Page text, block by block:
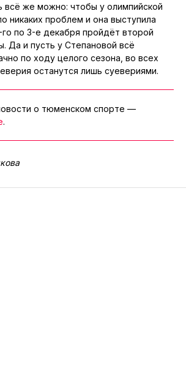
всё же можно: чтобы у олимпийской
никаких проблем и она выступила
по 3-е декабря пройдёт второй
Да и пусть у Степановой всё
по ходу целого сезона, во всех
останутся лишь суевериями.
о тюменском спорте —
.